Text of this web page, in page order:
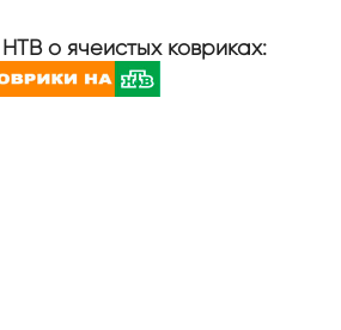
о ячеистых ковриках: